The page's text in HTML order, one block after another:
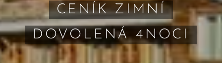
CENÍK ZIMNÍ
DOVOLENÁ 4NOCI